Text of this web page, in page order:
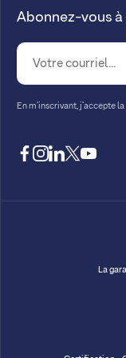
Abonnez-vous
En m’inscrivant, j’accepte la
facebook
instagram
linkedin
twitter
La